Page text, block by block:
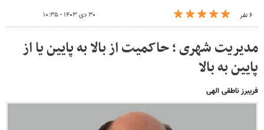
۶ نفر ۳۰ دی ۱۴۰۳ - ۱۰:۳۵
مدیریت شهری ؛ حاکمیت از بالا به پایین یا از
پایین به بالا
فریبرز ناطقی الهی